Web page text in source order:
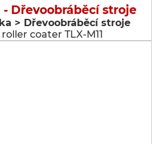
Dřevoobráběcí stroje
> Dřevoobráběcí stroje
coater TLX-M11